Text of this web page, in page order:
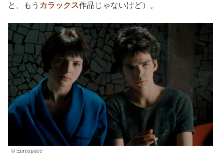
と、もう カラックス作品じゃないけど）。
© Eurospace